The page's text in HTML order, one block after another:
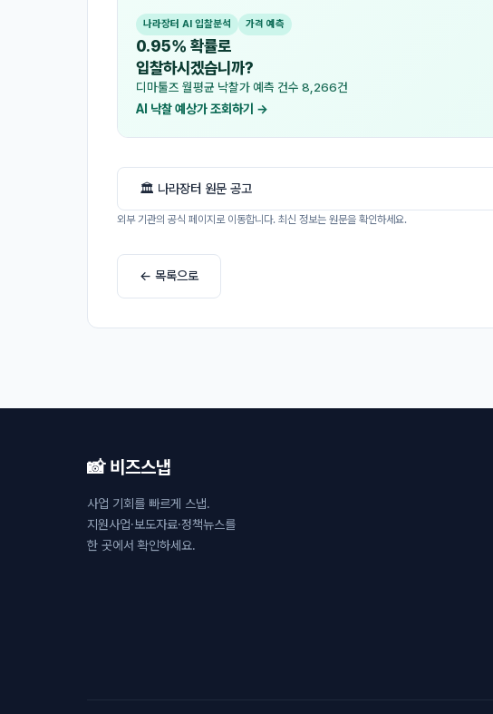
나라장터 AI 입찰분석 가격 예측
0.95% 확률로
입찰하시겠습니까?
디마툴즈 월평균 낙찰가 예측 건수 8,266건
AI 낙찰 예상가 조회하기 →
🏛 나라장터 원문 공고
외부 기관의 공식 페이지로 이동합니다. 최신 정보는 원문을 확인하세요.
← 목록으로
📸 비즈스냅
사업 기회를 빠르게 스냅.
지원사업·보도자료·정책뉴스를
한 곳에서 확인하세요.